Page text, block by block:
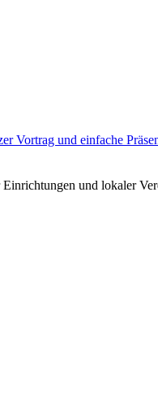
Vortrag und einfache
und lokaler